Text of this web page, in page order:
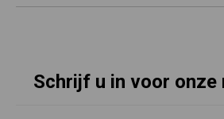
Schrijf u in voor onze